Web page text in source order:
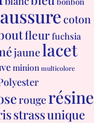
coton
fleurfuchsia
jaunelacet
minion multicolore
rougerésine
strassunique